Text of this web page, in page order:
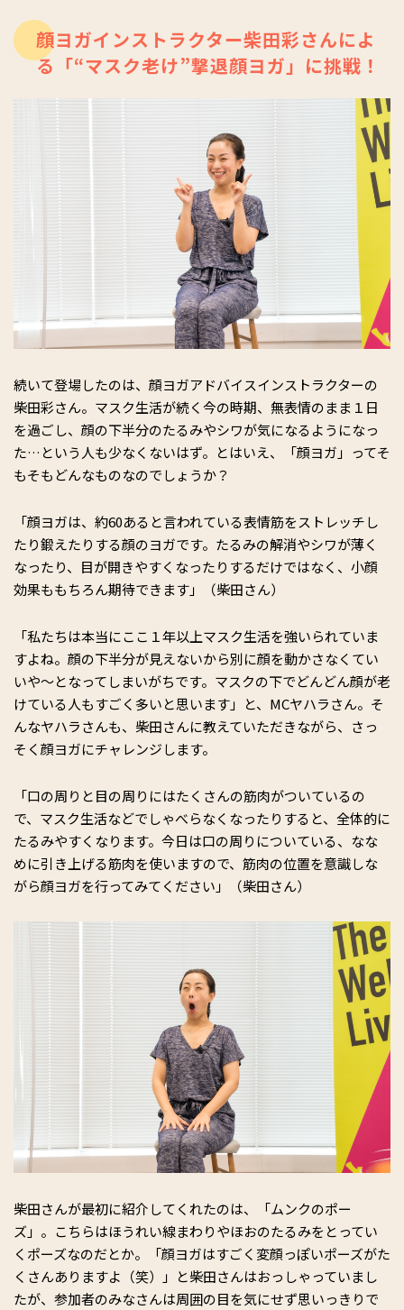
顔ヨガインストラクター柴田彩さんによ
る「“マスク老け”撃退顔ヨガ」に挑戦！
続いて登場したのは、顔ヨガアドバイスインストラクターの
柴田彩さん。マスク生活が続く今の時期、無表情のまま１日
を過ごし、顔の下半分のたるみやシワが気になるようになっ
た…という人も少なくないはず。とはいえ、「顔ヨガ」ってそ
もそもどんなものなのでしょうか？
「顔ヨガは、約60あると言われている表情筋をストレッチし
たり鍛えたりする顔のヨガです。たるみの解消やシワが薄く
なったり、目が開きやすくなったりするだけではなく、小顔
効果ももちろん期待できます」（柴田さん）
「私たちは本当にここ１年以上マスク生活を強いられていま
すよね。顔の下半分が見えないから別に顔を動かさなくてい
いや～となってしまいがちです。マスクの下でどんどん顔が老
けている人もすごく多いと思います」と、MCヤハラさん。そ
んなヤハラさんも、柴田さんに教えていただきながら、さっ
そく顔ヨガにチャレンジします。
「口の周りと目の周りにはたくさんの筋肉がついているの
で、マスク生活などでしゃべらなくなったりすると、全体的に
たるみやすくなります。今日は口の周りについている、なな
めに引き上げる筋肉を使いますので、筋肉の位置を意識しな
がら顔ヨガを行ってみてください」（柴田さん）
柴田さんが最初に紹介してくれたのは、「ムンクのポー
ズ」。こちらはほうれい線まわりやほおのたるみをとってい
くポーズなのだとか。「顔ヨガはすごく変顔っぽいポーズがた
くさんありますよ（笑）」と柴田さんはおっしゃっていまし
たが、参加者のみなさんは周囲の目を気にせず思いっきりで